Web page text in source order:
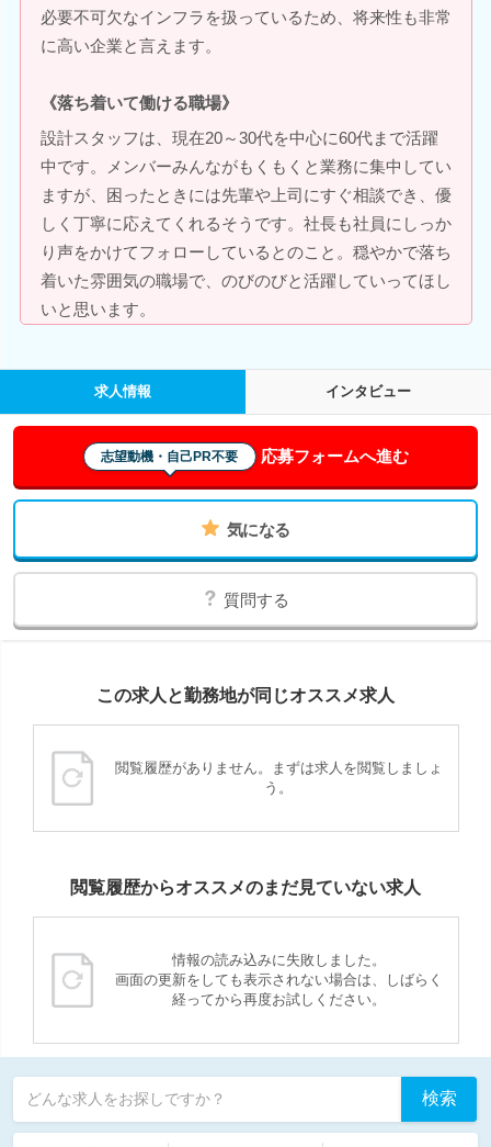
必要不可欠なインフラを扱っているため、将来性も非常
に高い企業と言えます。
《落ち着いて働ける職場》
設計スタッフは、現在20～30代を中心に60代まで活躍
中です。メンバーみんながもくもくと業務に集中してい
ますが、困ったときには先輩や上司にすぐ相談でき、優
しく丁寧に応えてくれるそうです。社長も社員にしっか
り声をかけてフォローしているとのこと。穏やかで落ち
着いた雰囲気の職場で、のびのびと活躍していってほし
いと思います。
求人情報 インタビュー
志望動機・自己PR不要 応募フォームへ進む
気になる
質問する
この求人と勤務地が同じオススメ求人
閲覧履歴がありません。まずは求人を閲覧しましょ
う。
閲覧履歴からオススメのまだ見ていない求人
情報の読み込みに失敗しました。
画面の更新をしても表示されない場合は、しばらく
経ってから再度お試しください。
どんな求人をお探しですか？ 検索